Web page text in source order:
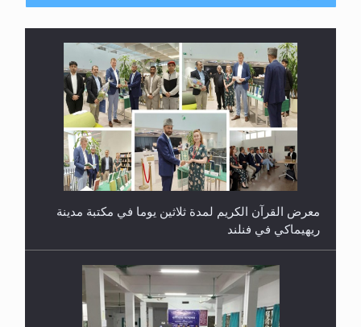
معرض القرآن الكريم لمدة ثلاثين يوما في مكتبة مدينة
ريهيماكي في فنلند